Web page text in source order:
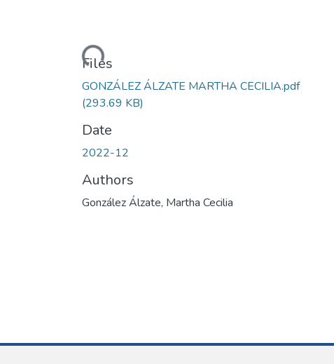
Loading...
Files
GONZÁLEZ ÁLZATE MARTHA CECILIA.pdf
(293.69 KB)
Date
2022-12
Authors
González Álzate, Martha Cecilia